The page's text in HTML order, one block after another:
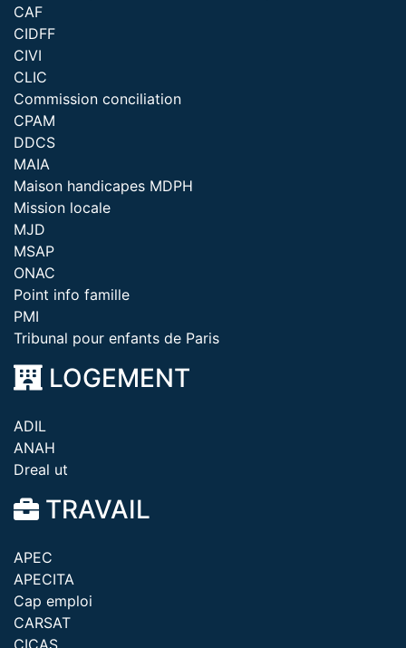
CAF
CIDFF
CIVI
CLIC
Commission conciliation
CPAM
DDCS
MAIA
Maison handicapes MDPH
Mission locale
MJD
MSAP
ONAC
Point info famille
PMI
Tribunal pour enfants de Paris
LOGEMENT
ADIL
ANAH
Dreal ut
TRAVAIL
APEC
APECITA
Cap emploi
CARSAT
CICAS